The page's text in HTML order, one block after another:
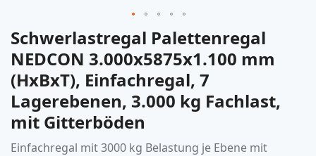
Zum
Anfang
der
Bildergalerie
springen
Schwerlastregal Palettenregal
NEDCON 3.000x5875x1.100 mm
(HxBxT), Einfachregal, 7
Lagerebenen, 3.000 kg Fachlast,
mit Gitterböden
Einfachregal mit 3000 kg Belastung je Ebene mit